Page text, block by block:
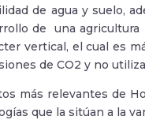
de agua y suelo,
de una
vertical, el cual es
de CO2 y no
más relevantes de
que la sitúan a la